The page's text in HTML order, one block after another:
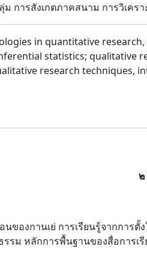
การสังเกตภาคสนาม การวิเครา
in quantitative
statistics; qualitative
research techniques,
๒
องกานเย่ การเรียนรู้จากการตั้
ม หลักการพื้นฐานของสื่อการเ